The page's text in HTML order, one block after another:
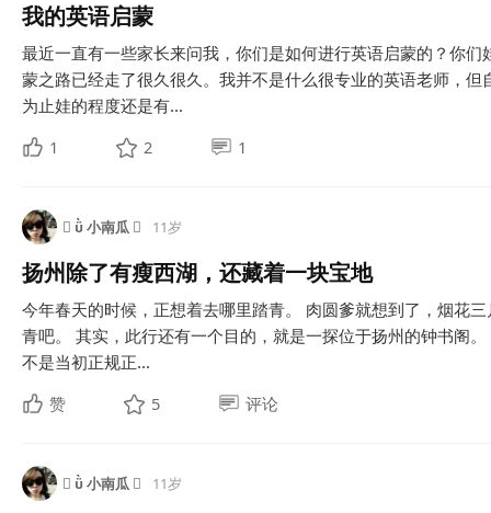
我的英语启蒙
最近一直有一些家长来问我，你们是如何进行英语启蒙的？你
蒙之路已经走了很久很久。我并不是什么很专业的英语老师，
为止娃的程度还是有...
1
2 1
  小南瓜  11岁
扬州除了有瘦西湖，还藏着一块宝地
今年春天的时候，正想着去哪里踏青。 肉圆爹就想到了，烟花
青吧。 其实，此行还有一个目的，就是一探位于扬州的钟书阁
不是当初正规正...
赞
5 评论
  小南瓜  11岁